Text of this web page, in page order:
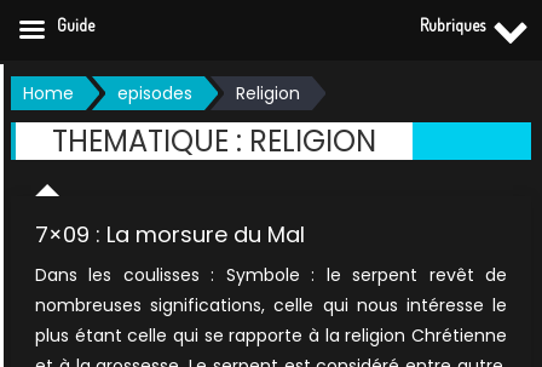
Skip
to
content
Home episodes Religion
THEMATIQUE : RELIGION
7×09 : La morsure du Mal
Dans les coulisses : Symbole : le serpent revêt de
nombreuses significations, celle qui nous intéresse le
plus étant celle qui se rapporte à la religion Chrétienne
Guide Rubriques